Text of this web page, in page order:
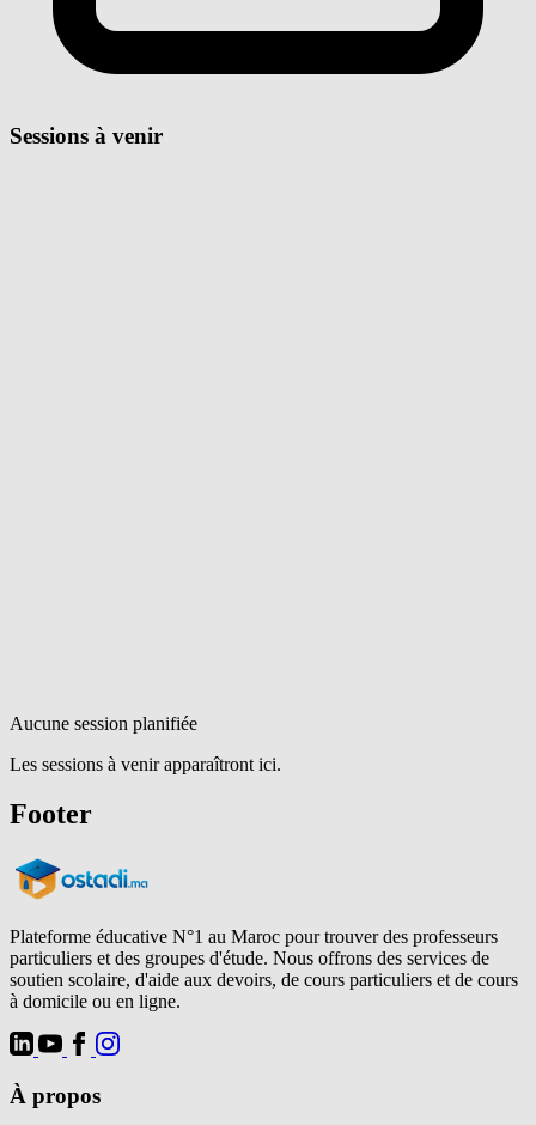
Sessions à venir
Aucune session planifiée
Les sessions à venir apparaîtront ici.
Footer
Plateforme éducative N°1 au Maroc pour trouver des professeurs
particuliers et des groupes d'étude. Nous offrons des services de
soutien scolaire, d'aide aux devoirs, de cours particuliers et de cours
à domicile ou en ligne.
À propos